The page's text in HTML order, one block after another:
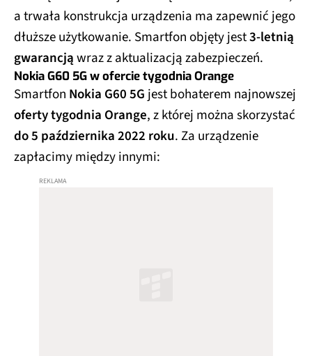
a trwała konstrukcja urządzenia ma zapewnić jego
dłuższe użytkowanie. Smartfon objęty jest3-letnią
gwarancjąwraz z aktualizacją zabezpieczeń.
Nokia G60 5G w ofercie tygodnia Orange
Smartfon Nokia G60 5G jest bohaterem najnowszej
oferty tygodnia Orange, z której można skorzystać
do 5 października 2022 roku. Za urządzenie
zapłacimy między innymi: